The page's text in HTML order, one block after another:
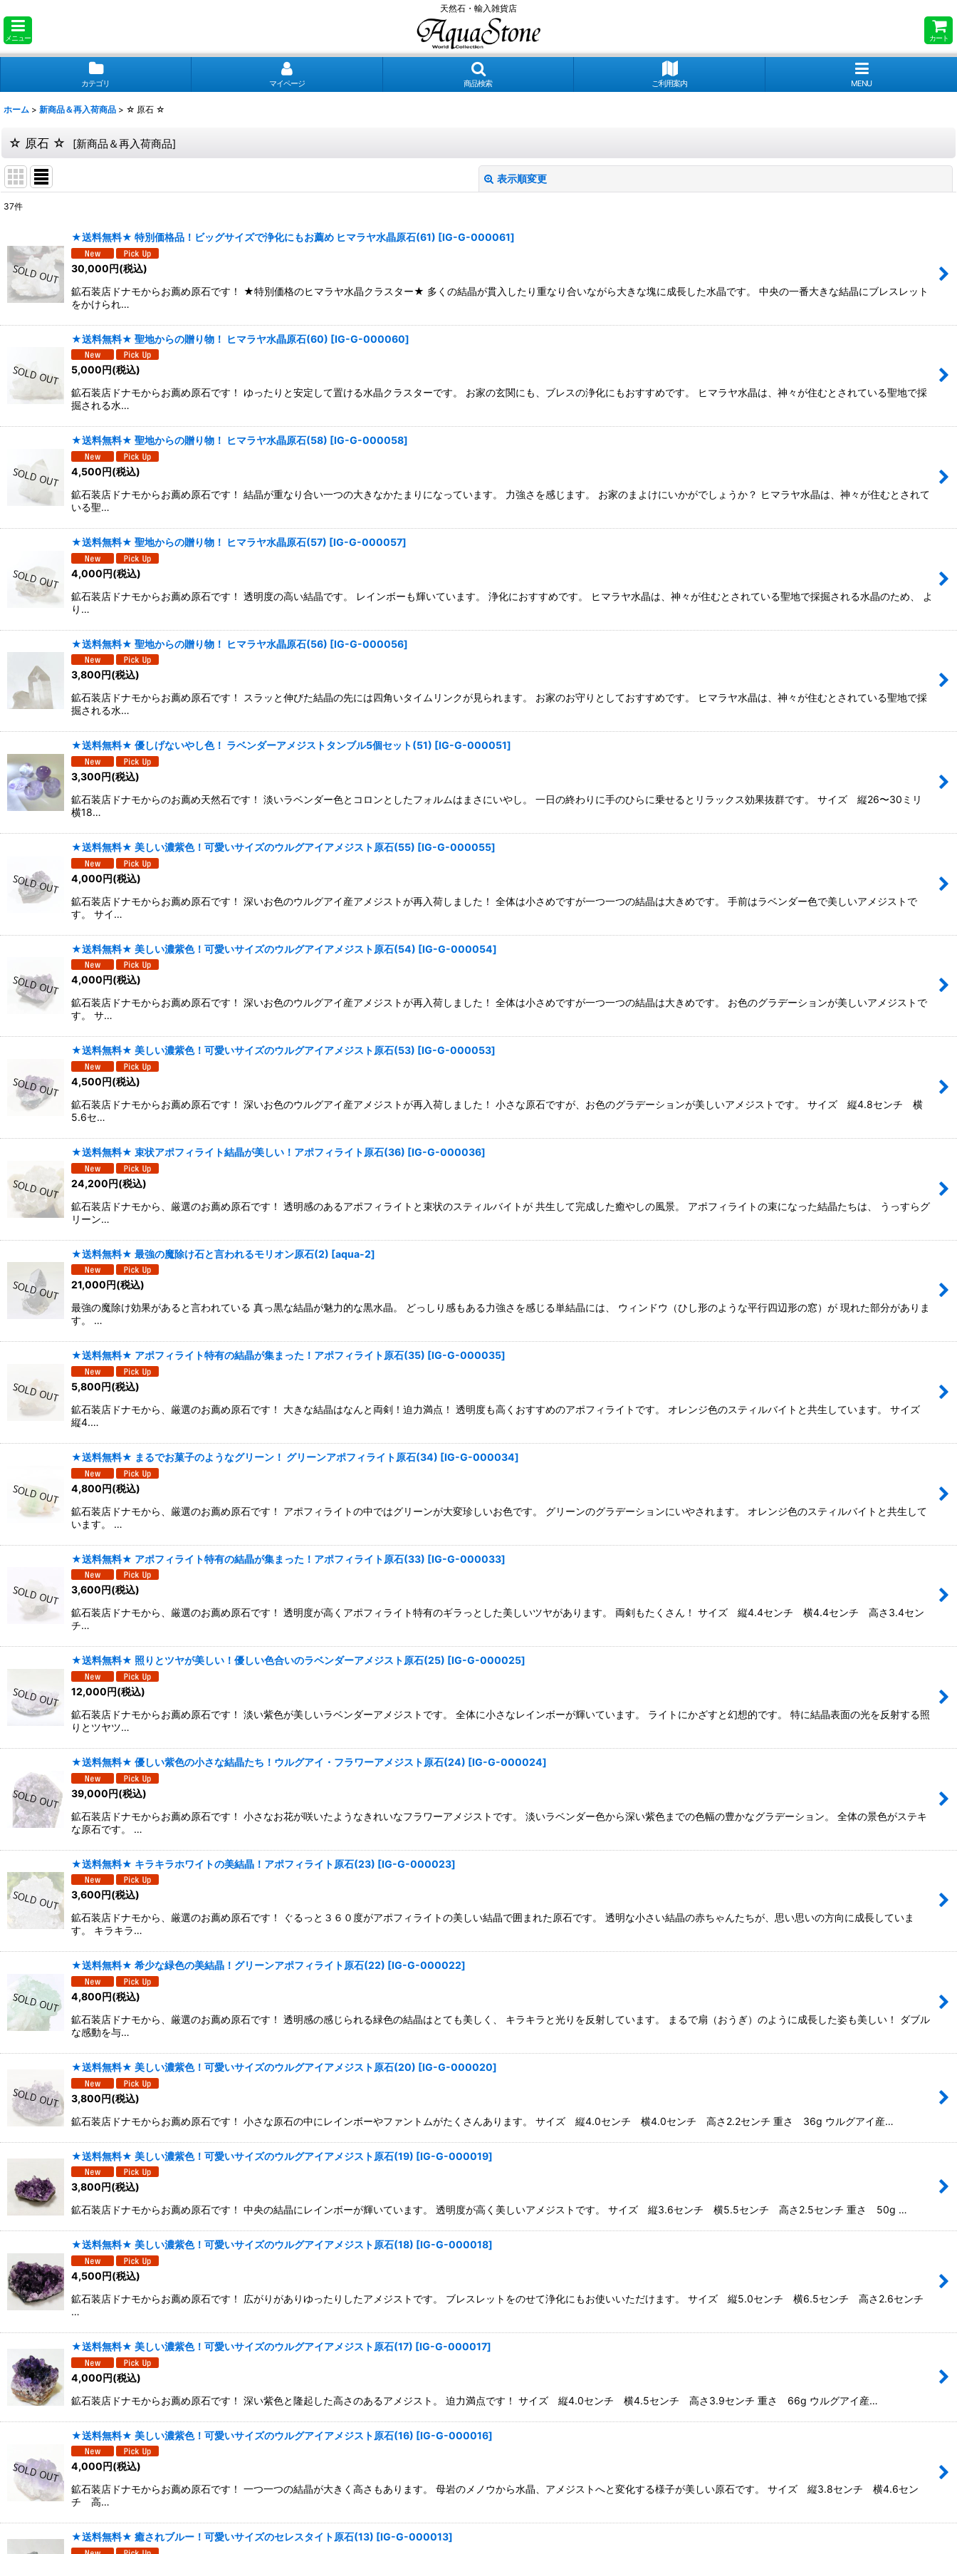
天然石・輸入雑貨店
メニュー カート
カテゴリ マイページ 商品検索 ご利用案内 MENU
ホーム > 新商品＆再入荷商品 > ☆ 原石 ☆
☆ 原石 ☆ [新商品＆再入荷商品]
表示順変更
並び順
絞り込む
37件
★送料無料★ 特別価格品！ビッグサイズで浄化にもお薦め ヒマラヤ水晶原石(61) [IG-G-000061]
30,000円(税込)
鉱石装店ドナモからお薦め原石です！ ★特別価格のヒマラヤ水晶クラスター★ 多くの結晶が貫入したり重なり合いながら大きな塊に成長した水晶です。 中央の一番大きな結晶にブレスレット
をかけられ…
★送料無料★ 聖地からの贈り物！ ヒマラヤ水晶原石(60) [IG-G-000060]
5,000円(税込)
鉱石装店ドナモからお薦め原石です！ ゆったりと安定して置ける水晶クラスターです。 お家の玄関にも、ブレスの浄化にもおすすめです。 ヒマラヤ水晶は、神々が住むとされている聖地で採
掘される水…
★送料無料★ 聖地からの贈り物！ ヒマラヤ水晶原石(58) [IG-G-000058]
4,500円(税込)
鉱石装店ドナモからお薦め原石です！ 結晶が重なり合い一つの大きなかたまりになっています。 力強さを感じます。 お家のまよけにいかがでしょうか？ ヒマラヤ水晶は、神々が住むとされて
いる聖…
★送料無料★ 聖地からの贈り物！ ヒマラヤ水晶原石(57) [IG-G-000057]
4,000円(税込)
鉱石装店ドナモからお薦め原石です！ 透明度の高い結晶です。 レインボーも輝いています。 浄化におすすめです。 ヒマラヤ水晶は、神々が住むとされている聖地で採掘される水晶のため、 よ
り…
★送料無料★ 聖地からの贈り物！ ヒマラヤ水晶原石(56) [IG-G-000056]
3,800円(税込)
鉱石装店ドナモからお薦め原石です！ スラッと伸びた結晶の先には四角いタイムリンクが見られます。 お家のお守りとしておすすめです。 ヒマラヤ水晶は、神々が住むとされている聖地で採
掘される水…
★送料無料★ 優しげないやし色！ ラベンダーアメジストタンブル5個セット(51) [IG-G-000051]
3,300円(税込)
鉱石装店ドナモからのお薦め天然石です！ 淡いラベンダー色とコロンとしたフォルムはまさにいやし。 一日の終わりに手のひらに乗せるとリラックス効果抜群です。 サイズ 縦26〜30ミリ
横18…
★送料無料★ 美しい濃紫色！可愛いサイズのウルグアイアメジスト原石(55) [IG-G-000055]
4,000円(税込)
鉱石装店ドナモからお薦め原石です！ 深いお色のウルグアイ産アメジストが再入荷しました！ 全体は小さめですが一つ一つの結晶は大きめです。 手前はラベンダー色で美しいアメジストで
す。 サイ…
★送料無料★ 美しい濃紫色！可愛いサイズのウルグアイアメジスト原石(54) [IG-G-000054]
4,000円(税込)
鉱石装店ドナモからお薦め原石です！ 深いお色のウルグアイ産アメジストが再入荷しました！ 全体は小さめですが一つ一つの結晶は大きめです。 お色のグラデーションが美しいアメジストで
す。 サ…
★送料無料★ 美しい濃紫色！可愛いサイズのウルグアイアメジスト原石(53) [IG-G-000053]
4,500円(税込)
鉱石装店ドナモからお薦め原石です！ 深いお色のウルグアイ産アメジストが再入荷しました！ 小さな原石ですが、お色のグラデーションが美しいアメジストです。 サイズ 縦4.8センチ 横
5.6セ…
★送料無料★ 束状アポフィライト結晶が美しい！アポフィライト原石(36) [IG-G-000036]
24,200円(税込)
鉱石装店ドナモから、厳選のお薦め原石です！ 透明感のあるアポフィライトと束状のスティルバイトが 共生して完成した癒やしの風景。 アポフィライトの束になった結晶たちは、 うっすらグ
リーン…
★送料無料★ 最強の魔除け石と言われるモリオン原石(2) [aqua-2]
21,000円(税込)
最強の魔除け効果があると言われている 真っ黒な結晶が魅力的な黒水晶。 どっしり感もある力強さを感じる単結晶には、 ウィンドウ（ひし形のような平行四辺形の窓）が 現れた部分がありま
す。 …
★送料無料★ アポフィライト特有の結晶が集まった！アポフィライト原石(35) [IG-G-000035]
5,800円(税込)
鉱石装店ドナモから、厳選のお薦め原石です！ 大きな結晶はなんと両剣！迫力満点！ 透明度も高くおすすめのアポフィライトです。 オレンジ色のスティルバイトと共生しています。 サイズ
縦4.…
★送料無料★ まるでお菓子のようなグリーン！ グリーンアポフィライト原石(34) [IG-G-000034]
4,800円(税込)
鉱石装店ドナモから、厳選のお薦め原石です！ アポフィライトの中ではグリーンが大変珍しいお色です。 グリーンのグラデーションにいやされます。 オレンジ色のスティルバイトと共生して
います。 …
★送料無料★ アポフィライト特有の結晶が集まった！アポフィライト原石(33) [IG-G-000033]
3,600円(税込)
鉱石装店ドナモから、厳選のお薦め原石です！ 透明度が高くアポフィライト特有のギラっとした美しいツヤがあります。 両剣もたくさん！ サイズ 縦4.4センチ 横4.4センチ 高さ3.4セン
チ…
★送料無料★ 照りとツヤが美しい！優しい色合いのラベンダーアメジスト原石(25) [IG-G-000025]
12,000円(税込)
鉱石装店ドナモからお薦め原石です！ 淡い紫色が美しいラベンダーアメジストです。 全体に小さなレインボーが輝いています。 ライトにかざすと幻想的です。 特に結晶表面の光を反射する照
りとツヤツ…
★送料無料★ 優しい紫色の小さな結晶たち！ウルグアイ・フラワーアメジスト原石(24) [IG-G-000024]
39,000円(税込)
鉱石装店ドナモからお薦め原石です！ 小さなお花が咲いたようなきれいなフラワーアメジストです。 淡いラベンダー色から深い紫色までの色幅の豊かなグラデーション。 全体の景色がステキ
な原石です。 …
★送料無料★ キラキラホワイトの美結晶！アポフィライト原石(23) [IG-G-000023]
3,600円(税込)
鉱石装店ドナモから、厳選のお薦め原石です！ ぐるっと３６０度がアポフィライトの美しい結晶で囲まれた原石です。 透明な小さい結晶の赤ちゃんたちが、思い思いの方向に成長していま
す。 キラキラ…
★送料無料★ 希少な緑色の美結晶！グリーンアポフィライト原石(22) [IG-G-000022]
4,800円(税込)
鉱石装店ドナモから、厳選のお薦め原石です！ 透明感の感じられる緑色の結晶はとても美しく、 キラキラと光りを反射しています。 まるで扇（おうぎ）のように成長した姿も美しい！ ダブル
な感動を与…
★送料無料★ 美しい濃紫色！可愛いサイズのウルグアイアメジスト原石(20) [IG-G-000020]
3,800円(税込)
鉱石装店ドナモからお薦め原石です！ 小さな原石の中にレインボーやファントムがたくさんあります。 サイズ 縦4.0センチ 横4.0センチ 高さ2.2センチ 重さ 36g ウルグアイ産…
★送料無料★ 美しい濃紫色！可愛いサイズのウルグアイアメジスト原石(19) [IG-G-000019]
3,800円(税込)
鉱石装店ドナモからお薦め原石です！ 中央の結晶にレインボーが輝いています。 透明度が高く美しいアメジストです。 サイズ 縦3.6センチ 横5.5センチ 高さ2.5センチ 重さ 50g …
★送料無料★ 美しい濃紫色！可愛いサイズのウルグアイアメジスト原石(18) [IG-G-000018]
4,500円(税込)
鉱石装店ドナモからお薦め原石です！ 広がりがありゆったりしたアメジストです。 ブレスレットをのせて浄化にもお使いいただけます。 サイズ 縦5.0センチ 横6.5センチ 高さ2.6センチ
…
★送料無料★ 美しい濃紫色！可愛いサイズのウルグアイアメジスト原石(17) [IG-G-000017]
4,000円(税込)
鉱石装店ドナモからお薦め原石です！ 深い紫色と隆起した高さのあるアメジスト。 迫力満点です！ サイズ 縦4.0センチ 横4.5センチ 高さ3.9センチ 重さ 66g ウルグアイ産…
★送料無料★ 美しい濃紫色！可愛いサイズのウルグアイアメジスト原石(16) [IG-G-000016]
4,000円(税込)
鉱石装店ドナモからお薦め原石です！ 一つ一つの結晶が大きく高さもあります。 母岩のメノウから水晶、アメジストへと変化する様子が美しい原石です。 サイズ 縦3.8センチ 横4.6セン
チ 高…
★送料無料★ 癒されブルー！可愛いサイズのセレスタイト原石(13) [IG-G-000013]